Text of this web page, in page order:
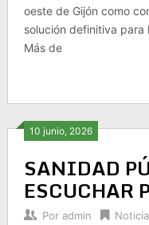
oeste de Gijón como
solución definitiva para
Más de
10 junio, 2026
SANIDAD
ESCUCHAR
Por admin